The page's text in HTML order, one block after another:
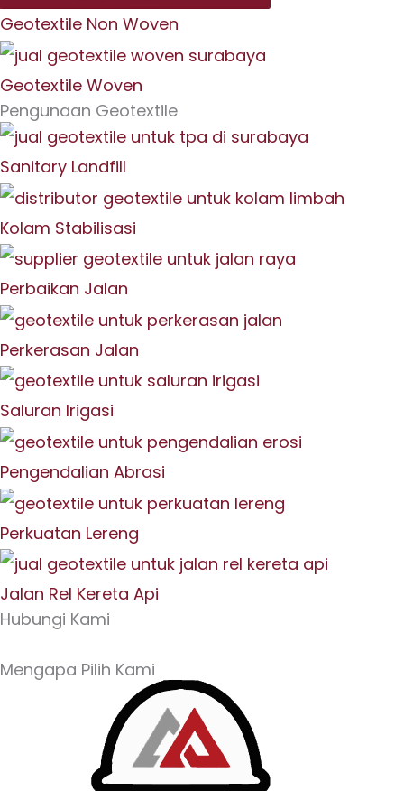
Geotextile Non Woven
Geotextile Woven
Pengunaan Geotextile
Sanitary Landfill
Kolam Stabilisasi
Perbaikan Jalan
Perkerasan Jalan
Saluran Irigasi
Pengendalian Abrasi
Perkuatan Lereng
Jalan Rel Kereta Api
Hubungi Kami
Mengapa Pilih Kami